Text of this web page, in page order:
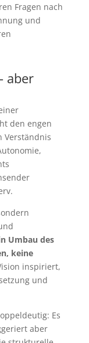
Fragen nach
und
aber
den engen
Verständnis
Umbau des
keine
inspiriert,
und
Es
aber